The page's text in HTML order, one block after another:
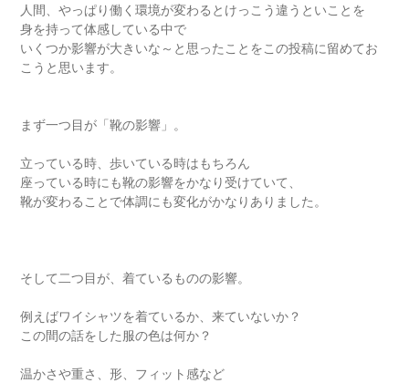
人間、やっぱり働く環境が変わるとけっこう違うといことを
身を持って体感している中で
いくつか影響が大きいな～と思ったことをこの投稿に留めてお
こうと思います。
まず一つ目が「靴の影響」。
立っている時、歩いている時はもちろん
座っている時にも靴の影響をかなり受けていて、
靴が変わることで体調にも変化がかなりありました。
そして二つ目が、着ているものの影響。
例えばワイシャツを着ているか、来ていないか？
この間の話をした服の色は何か？
温かさや重さ、形、フィット感など